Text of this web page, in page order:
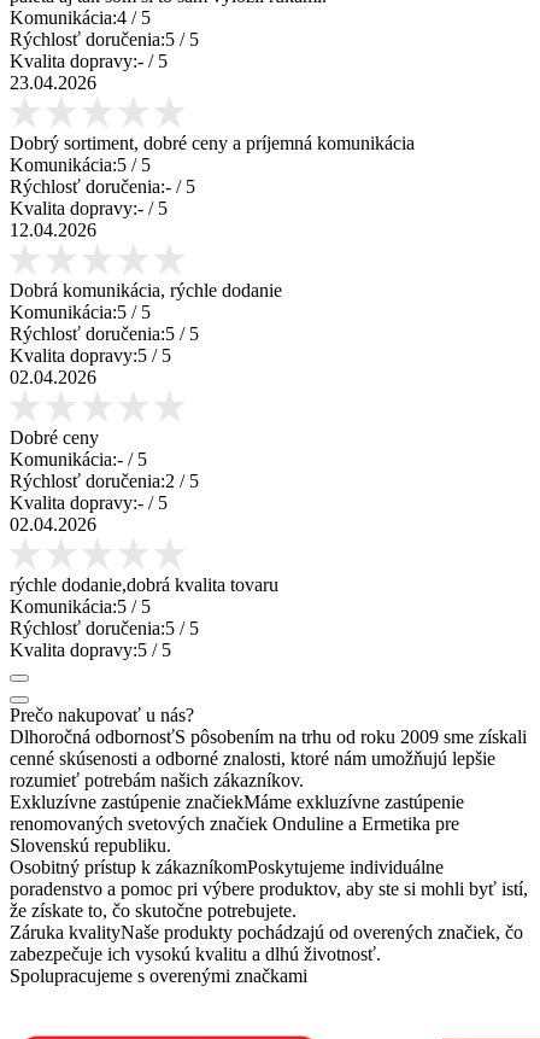
Komunikácia:4 / 5
Rýchlosť doručenia:5 / 5
Kvalita dopravy:- / 5
23.04.2026
Dobrý sortiment, dobré ceny a príjemná komunikácia
Komunikácia:5 / 5
Rýchlosť doručenia:- / 5
Kvalita dopravy:- / 5
12.04.2026
Dobrá komunikácia, rýchle dodanie
Komunikácia:5 / 5
Rýchlosť doručenia:5 / 5
Kvalita dopravy:5 / 5
02.04.2026
Dobré ceny
Komunikácia:- / 5
Rýchlosť doručenia:2 / 5
Kvalita dopravy:- / 5
02.04.2026
rýchle dodanie,dobrá kvalita tovaru
Komunikácia:5 / 5
Rýchlosť doručenia:5 / 5
Kvalita dopravy:5 / 5
Prečo nakupovať u nás?
Dlhoročná odbornosťS pôsobením na trhu od roku 2009 sme získali
cenné skúsenosti a odborné znalosti, ktoré nám umožňujú lepšie
rozumieť potrebám našich zákazníkov.
Exkluzívne zastúpenie značiekMáme exkluzívne zastúpenie
renomovaných svetových značiek Onduline a Ermetika pre
Slovenskú republiku.
Osobitný prístup k zákazníkomPoskytujeme individuálne
poradenstvo a pomoc pri výbere produktov, aby ste si mohli byť istí,
že získate to, čo skutočne potrebujete.
Záruka kvalityNaše produkty pochádzajú od overených značiek, čo
zabezpečuje ich vysokú kvalitu a dlhú životnosť.
Spolupracujeme s overenými značkami